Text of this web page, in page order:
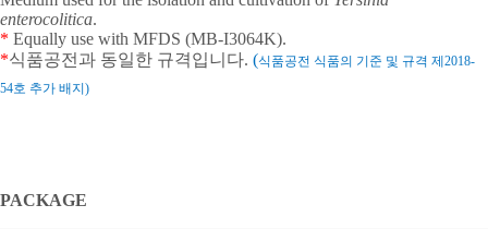
enterocolitica.
* Equally use with MFDS (MB-I3064K).
*식품공전과 동일한 규격입니다. (식품공전 식품의 기준 및 규격 제 2018-
54호 추가 배지 )
PACKAGE